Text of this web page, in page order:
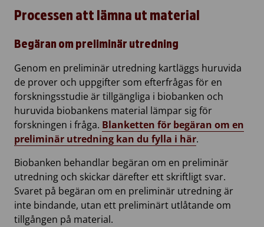
Processen att lämna ut material
Begäran om preliminär utredning
Genom en preliminär utredning kartläggs huruvida
de prover och uppgifter som efterfrågas för en
forskningsstudie är tillgängliga i biobanken och
huruvida biobankens material lämpar sig för
forskningen i fråga. Blanketten för begäran om en
preliminär utredning kan du fylla i här.
Biobanken behandlar begäran om en preliminär
utredning och skickar därefter ett skriftligt svar.
Svaret på begäran om en preliminär utredning är
inte bindande, utan ett preliminärt utlåtande om
tillgången på material.